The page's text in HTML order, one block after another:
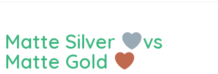
Matte Silver
vs
Matte Gold